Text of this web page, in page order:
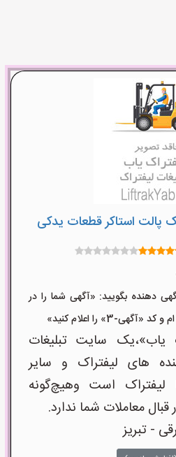
استاکر قطعات یدکی
دهنده بگویید: «آگهی شما را در
3» را اعلام کنید»
یاب»،یک سایت تبلیغات
های لیفتراک و سایر
است وهیچ‌گونه
معاملات شما ندارد.
- تبریز